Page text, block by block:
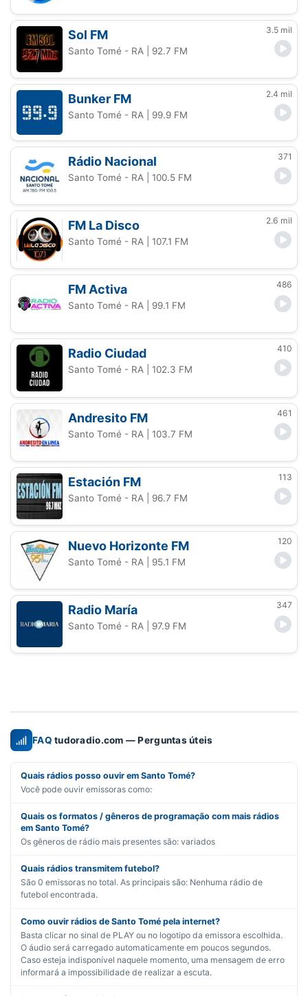
Sol FM 3.5 mil
Santo Tomé - RA | 92.7 FM
Bunker FM 2.4 mil
Santo Tomé - RA | 99.9 FM
Rádio Nacional 371
Santo Tomé - RA | 100.5 FM
FM La Disco 2.6 mil
Santo Tomé - RA | 107.1 FM
FM Activa 486
Santo Tomé - RA | 99.1 FM
Radio Ciudad 410
Santo Tomé - RA | 102.3 FM
Andresito FM 461
Santo Tomé - RA | 103.7 FM
Estación FM 113
Santo Tomé - RA | 96.7 FM
Nuevo Horizonte FM 120
Santo Tomé - RA | 95.1 FM
Radio María 347
Santo Tomé - RA | 97.9 FM
FAQ tudoradio.com — Perguntas úteis
Quais rádios posso ouvir em Santo Tomé?
Você pode ouvir emissoras como:
Quais os formatos / gêneros de programação com mais rádios
em Santo Tomé?
Os gêneros de rádio mais presentes são: variados
Quais rádios transmitem futebol?
São 0 emissoras no total. As principais são: Nenhuma rádio de
futebol encontrada.
Como ouvir rádios de Santo Tomé pela internet?
Basta clicar no sinal de PLAY ou no logotipo da emissora escolhida.
O áudio será carregado automaticamente em poucos segundos.
Caso esteja indisponível naquele momento, uma mensagem de erro
informará a impossibilidade de realizar a escuta.